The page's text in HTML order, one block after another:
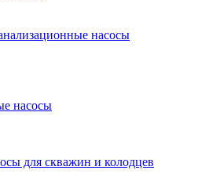
насосы
насосы
для скважин и колодцев